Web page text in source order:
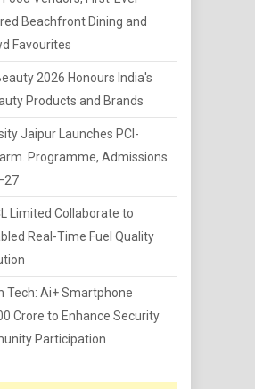
Beachfront Dining and
Favourites
2026 Honours India's
Products and Brands
Jaipur Launches PCI-
Programme, Admissions
Limited Collaborate to
Real-Time Fuel Quality
Tech: Ai+ Smartphone
Crore to Enhance Security
Participation